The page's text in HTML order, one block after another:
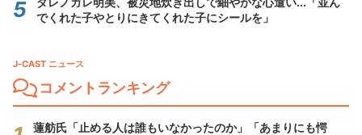
でくれた子やとりにきてくれた子にシールを」
J-CAST ニュース
コメントランキング
蓮舫氏「止める人は誰もいなかったのか」「あまりにも愕